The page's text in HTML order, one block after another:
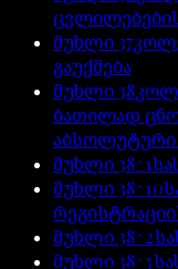
მუხლი37
გაუქმება
მუხლი38
ბათილად
აბსოლუტური
მუხლი38^1
მუხლი38^10
მუხლი38^2
მუხლი38^3